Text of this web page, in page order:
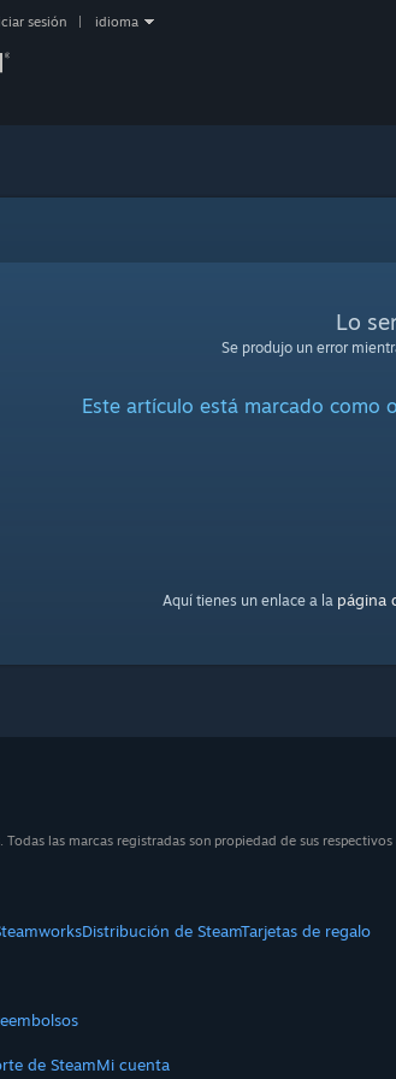
sesión idioma
Lo
Se produjo un error
Este artículo está marcado como
Aquí tienes un enlace a la página
las marcas registradas son propiedad de sus respectivos
Distribución de SteamTarjetas de regalo
de SteamMi cuenta